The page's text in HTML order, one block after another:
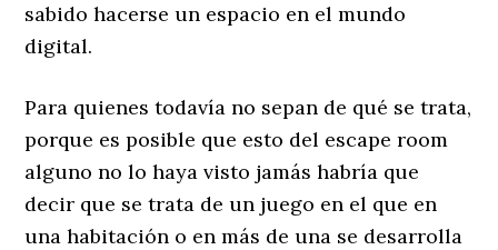
sabido hacerse un espacio en el mundo
digital.
Para quienes todavía no sepan de qué se trata,
porque es posible que esto del escape room
alguno no lo haya visto jamás habría que
decir que se trata de un juego en el que en
una habitación o en más de una se desarrolla